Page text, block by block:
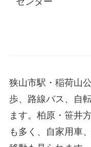
狭山市駅・稲荷山
歩、路線バス、自
ます。柏原・笹井
も多く、自家用車